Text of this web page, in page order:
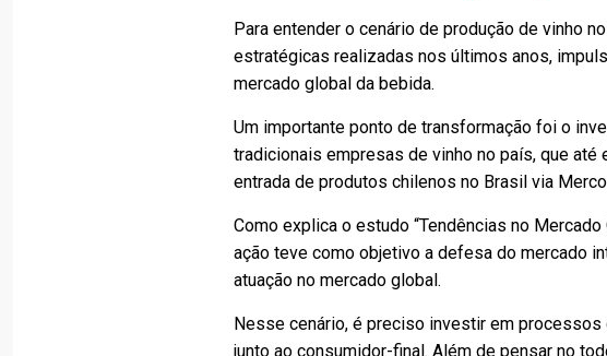
Para entender o cenário de produção de vinho
estratégicas realizadas nos últimos anos,
mercado global da bebida.
Um importante ponto de transformação foi o
tradicionais empresas de vinho no país, que
entrada de produtos chilenos no Brasil via
Como explica o estudo “Tendências no
ação teve como objetivo a defesa do mercado
atuação no mercado global.
Nesse cenário, é preciso investir em
junto ao consumidor-final. Além de pensar no